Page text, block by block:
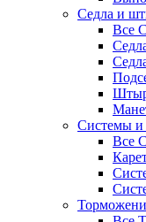
Седла и
Все
Системы и
Все